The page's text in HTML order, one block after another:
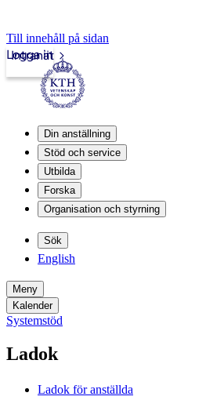
Till innehåll på sidan
Intranät
Logga in
Din anställning
Stöd och service
Utbilda
Forska
Organisation och styrning
Sök
English
Meny
Kalender
Systemstöd
Ladok
Ladok för anställda